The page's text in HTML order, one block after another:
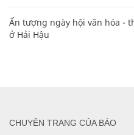
Ấn tượng ngày hội văn hóa -
ở Hải Hậu
CHUYÊN TRANG CỦA BÁO